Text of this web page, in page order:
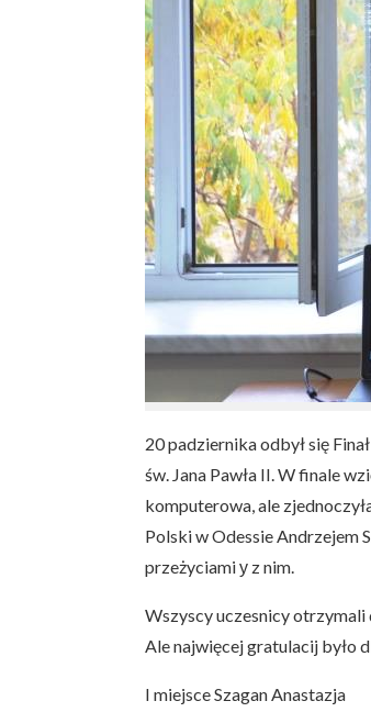
20 padziernika odbył się
św. Jana Pawła II. W finale
komputerowa, ale
Polski w Odessie Andrzejem
przeżyciami у z nim.
Wszyscy uczesnicy otrzymali
Ale najwięcej gratulacij było
I miejsce Szagan Anastazja